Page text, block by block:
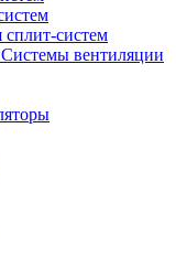
сплит-систем
Системы вентиляции